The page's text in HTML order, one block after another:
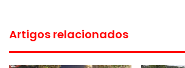
Artigos relacionados